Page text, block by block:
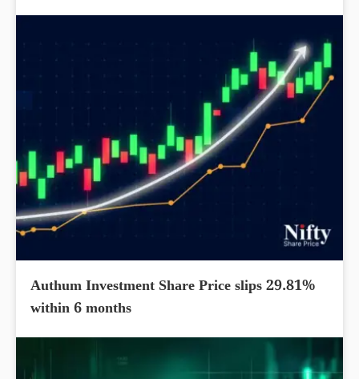
Authum Investment Share Price slips 29.81%
within 6 months